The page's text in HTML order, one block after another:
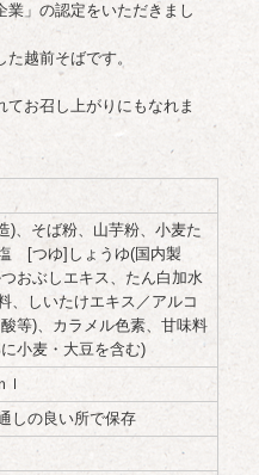
業」の認定をいただきまし
越前そばです。
お召し上がりにもなれま
)、そば粉、山芋粉、小麦た
[つゆ]しょうゆ(国内製
おぶしエキス、たん白加水
、しいたけエキス／アルコ
等)、カラメル色素、甘味料
小麦・大豆を含む)
しの良い所で保存